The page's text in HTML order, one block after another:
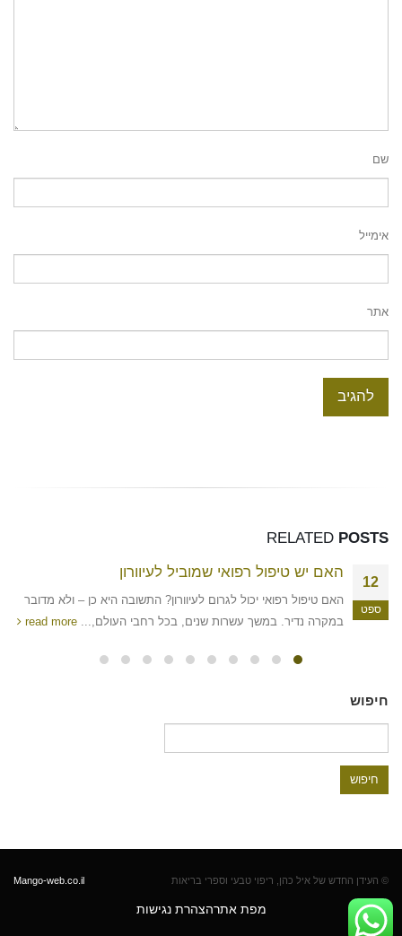
שם
אימייל
אתר
RELATED POSTS
12
ספט
האם יש טיפול רפואי שמוביל לעיוורון
האם טיפול רפואי יכול לגרום לעיוורון? התשובה היא כן – ולא מדובר
במקרה נדיר. במשך עשרות שנים, בכל רחבי העולם,... read more
חיפוש
© העידן החדש של איל כהן, ריפוי טבעי וספרי בריאות Mango-web.co.il
מפת אתרהצהרת נגישות